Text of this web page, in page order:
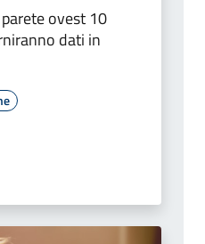
ovest 10
dati in